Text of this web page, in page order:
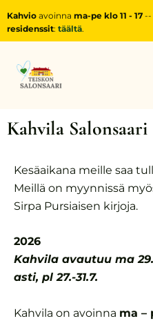
sisältöön
Kahvio avoinna ma-pe klo 11 - 17 --
residenssit: täältä.
Kahvila Salonsaari
Kesäaikana meille saa
Meillä on myynnissä
Sirpa Pursiaisen kirjoja.
2026
Kahvila avautuu ma
asti, pl 27.-31.7.
Kahvila on avoinna ma –